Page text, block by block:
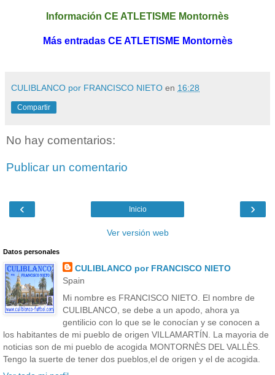
Información CE ATLETISME Montornès
Más entradas CE ATLETISME Montornès
CULIBLANCO por FRANCISCO NIETO en 16:28
Compartir
No hay comentarios:
Publicar un comentario
‹ ›
Inicio
Ver versión web
Datos personales
CULIBLANCO por FRANCISCO NIETO
Spain
Mi nombre es FRANCISCO NIETO. El nombre de
CULIBLANCO, se debe a un apodo, ahora ya
gentilicio con lo que se le conocían y se conocen a
los habitantes de mi pueblo de origen VILLAMARTÍN. La mayoria de
noticias son de mi pueblo de acogida MONTORNÈS DEL VALLÈS.
Tengo la suerte de tener dos pueblos,el de origen y el de acogida.